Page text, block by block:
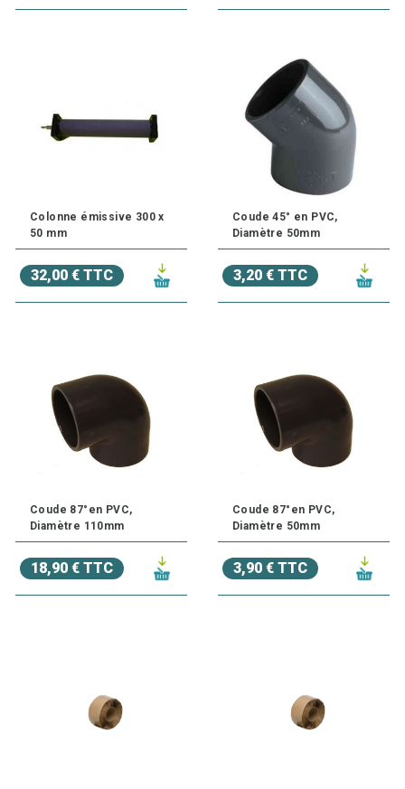
Colonne émissive 300 x
50 mm
32,00 € TTC
Coude 45° en PVC,
Diamètre 50mm
3,20 € TTC
Coude 87°en PVC,
Diamètre 110mm
18,90 € TTC
Coude 87°en PVC,
Diamètre 50mm
3,90 € TTC